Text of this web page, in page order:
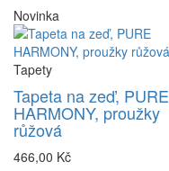
Novinka
Tapety
Tapeta na zeď, PURE
HARMONY, proužky
růžová
466,00 Kč